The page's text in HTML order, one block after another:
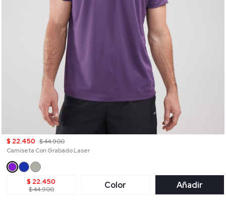
$ 22.450 $ 44.900
Camiseta Con Grabado Laser
$ 22.450
$ 44.900 Color Añadir